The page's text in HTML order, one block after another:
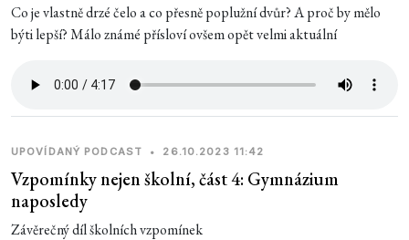
Co je vlastně drzé čelo a co přesně poplužní dvůr? A proč by mělo
býti lepší? Málo známé přísloví ovšem opět velmi aktuální
UPOVÍDANÝ PODCAST • 26.10.2023 11:42
Vzpomínky nejen školní, část 4: Gymnázium
naposledy
Závěrečný díl školních vzpomínek